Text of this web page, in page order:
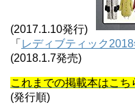
(2017.1.10発行)
「 レディブティック
(2018.1.7発売)
これまでの掲載本はこち
(発行順)